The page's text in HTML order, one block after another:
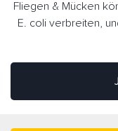
Fliegen & Mücken
E. coli verbreiten,